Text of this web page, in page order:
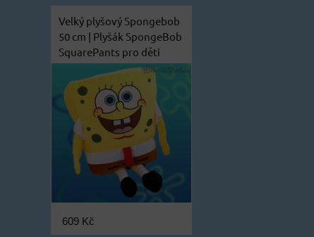
Velký plyšový Spongebob
50 cm | Plyšák SpongeBob
SquarePants pro děti
609 Kč